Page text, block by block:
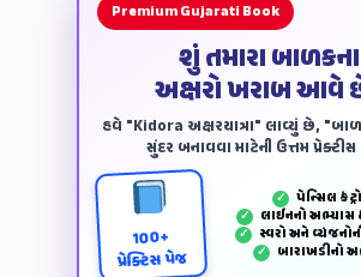
Premium Gujarati Book
શું તમારા બાળકના
અક્ષરો ખરાબ આવે
હવે "Kidora અક્ષરયાત્રા" લાવ્યું છે,
સુંદર બનાવવા માટેની ઉત્તમ
100+
પ્રેક્ટિસ પેજ
✓ પેન્‍સિલ
✓ લાઈનનો અભ્યાસ
✓ સ્વરો અને
✓ બારાખડીનો